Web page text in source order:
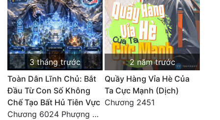
3 tháng trước
Toàn Dân Lĩnh Chủ: Bắt
Đầu Từ Con Số Không
Chế Tạo Bất Hủ Tiên Vực
Chương 6024 Phượng Tổ giúp ta! Mở lại luân hồi!
2 năm trước
Quầy Hàng Vỉa Hè Của
Ta Cực Mạnh (Dịch)
Chương 2451